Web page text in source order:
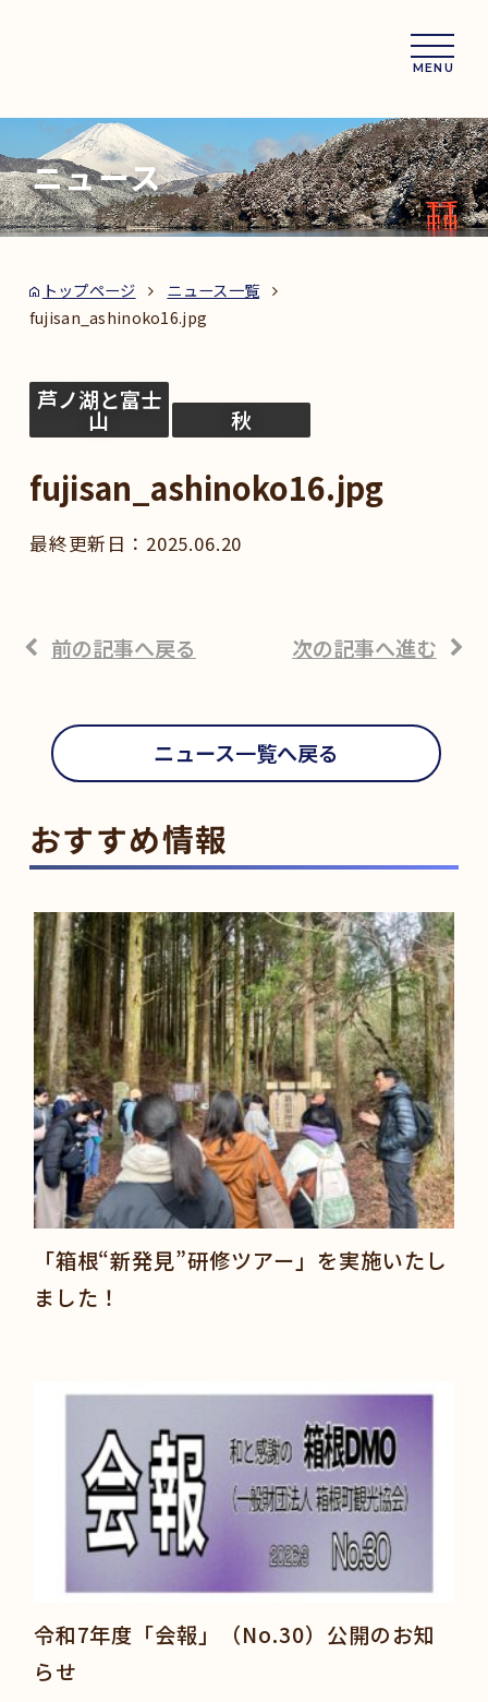
MENU
ニュース
トップページ
ニュース一覧
fujisan_ashinoko16.jpg
芦ノ湖と富士
山 秋
fujisan_ashinoko16.jpg
2025.06.20
前の記事へ戻る 次の記事へ進む
ニュース一覧へ戻る
おすすめ情報
「箱根“新発見”研修ツアー」を実施いたし
ました！
令和7年度「会報」（No.30）公開のお知
らせ